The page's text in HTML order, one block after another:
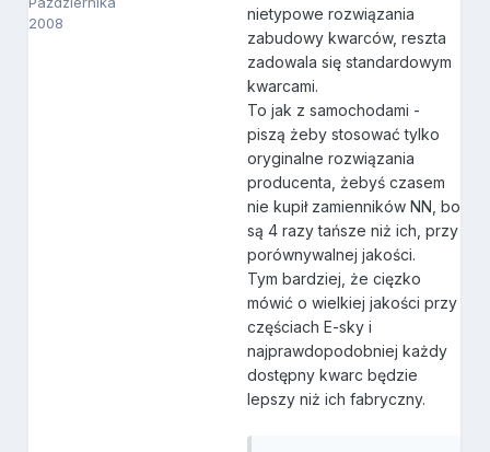
2008
nietypowe rozwiązania
zabudowy kwarców, reszta
zadowala się standardowym
kwarcami.
To jak z samochodami -
piszą żeby stosować tylko
oryginalne rozwiązania
producenta, żebyś czasem
nie kupił zamienników NN, bo
są 4 razy tańsze niż ich, przy
porównywalnej jakości.
Tym bardziej, że cięzko
mówić o wielkiej jakości przy
częściach E-sky i
najprawdopodobniej każdy
dostępny kwarc będzie
lepszy niż ich fabryczny.